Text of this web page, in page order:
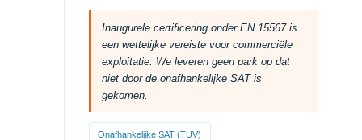
Inaugurele certificering onder EN 15567 is
een wettelijke vereiste voor commerciële
exploitatie. We leveren geen park op dat
niet door de onafhankelijke SAT is
gekomen.
Onafhankelijke SAT (TÜV)